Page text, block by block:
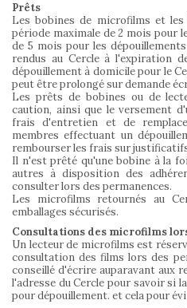
Prêts
Les bobines de microfilms et
période maximale de 2 mois pour
de 5 mois pour les
rendus au Cercle à l'expiration
dépouillement à domicile pour le
peut être prolongé sur demande
Les prêts de bobines ou de
caution, ainsi que le versement
frais d'entretien et de
membres effectuant un
rembourser les frais sur
Il n'est prêté qu'une bobine à la
autres à disposition des
consulter lors des permanences.
Les microfilms retournés au
emballages sécurisés.
Consultations des microfilms
Un lecteur de microfilms est
consultation des films lors des
conseillé d'écrire auparavant aux
l'adresse du Cercle pour savoir si
pour dépouillement. et cela pour